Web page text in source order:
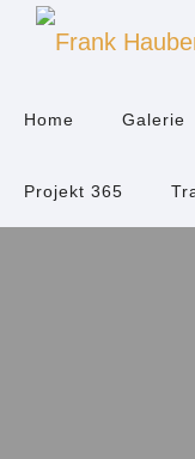
Home Galerie
Projekt 365